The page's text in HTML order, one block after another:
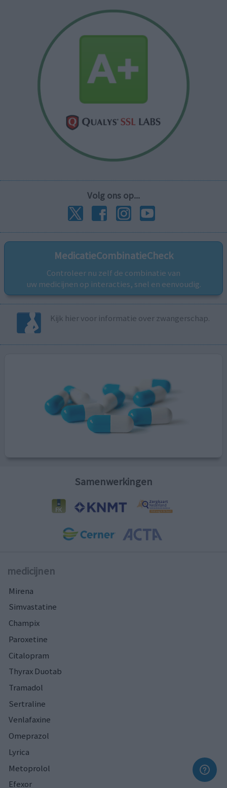
Volg ons op...
MedicatieCombinatieCheck
Controleer nu zelf de combinatie van
uw medicijnen op interacties, snel en eenvoudig.
Kijk hier voor informatie over zwangerschap.
Samenwerkingen
medicijnen
Mirena
Simvastatine
Champix
Paroxetine
Citalopram
Thyrax Duotab
Tramadol
Sertraline
Venlafaxine
Omeprazol
Lyrica
Metoprolol
Efexor